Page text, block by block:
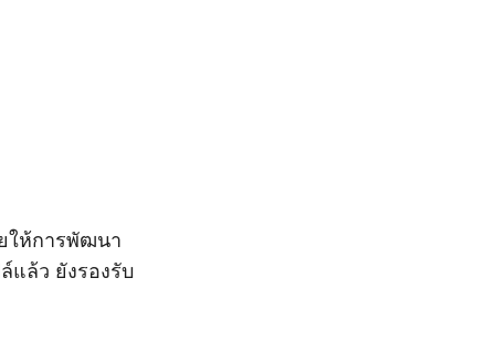
ให้การพัฒนา
แล้ว ยังรองรับ